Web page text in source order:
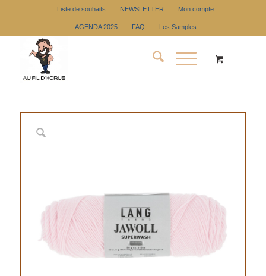
Liste de souhaits NEWSLETTER Mon compte
AGENDA 2025 FAQ Les Samples